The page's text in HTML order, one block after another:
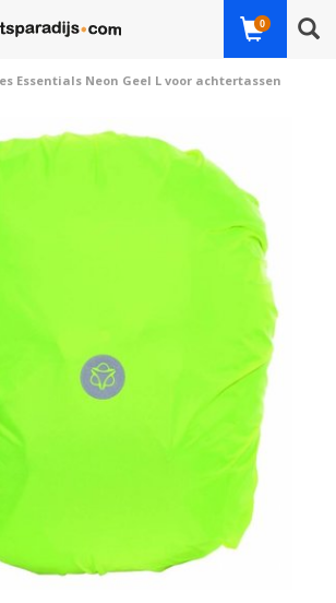
0
Essentials Neon Geel L voor achtertassen